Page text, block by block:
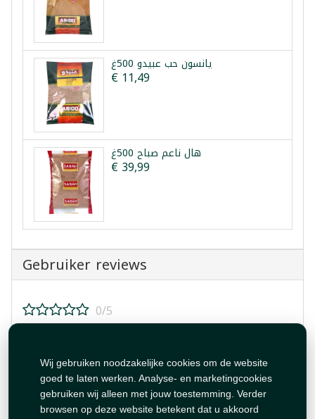
Wij gebruiken noodzakelijke cookies om de website
goed te laten werken. Analyse- en marketingcookies
gebruiken wij alleen met jouw toestemming. Verder
browsen op deze website betekent dat u akkoord
يانسون حب عبيدو 500غ
€ 11,49
هال ناعم صباح 500غ
€ 39,99
Gebruiker reviews
0/5